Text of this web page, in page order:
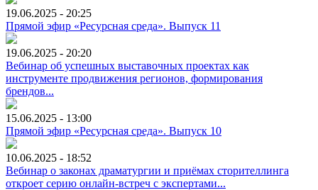
19.06.2025 - 20:25
Прямой эфир «Ресурсная среда». Выпуск 11
19.06.2025 - 20:20
Вебинар об успешных выставочных проектах как
инструменте продвижения регионов, формирования
брендов...
15.06.2025 - 13:00
Прямой эфир «Ресурсная среда». Выпуск 10
10.06.2025 - 18:52
Вебинар о законах драматургии и приёмах сторителлинга
откроет серию онлайн-встреч с экспертами...